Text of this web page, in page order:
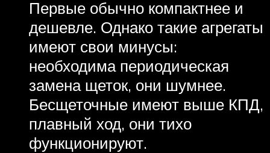
Первые обычно компактнее и
дешевле. Однако такие агрегаты
имеют свои минусы:
необходима периодическая
замена щеток, они шумнее.
Бесщеточные имеют выше КПД,
плавный ход, они тихо
функционируют.